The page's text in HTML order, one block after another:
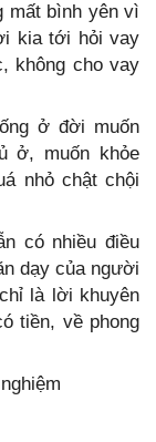
mất bình yên vì
kia tới hỏi vay
không cho vay
ở đời muốn
ở, muốn khỏe
nhỏ chật chội
có nhiều điều
dạy của người
là lời khuyên
tiền, về phong